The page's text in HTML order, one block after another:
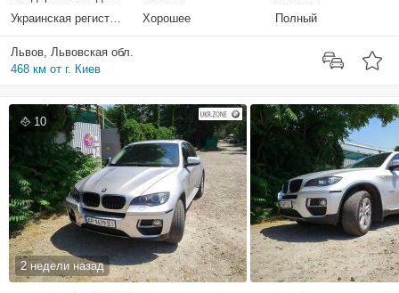
Украинская регистрация
Хорошее Полный
Львов, Львовская обл.
468 км от г. Киев
10
2 недели назад